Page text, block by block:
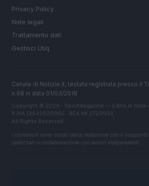
Privacy Policy
Note legali
Trattamento dati
Gestisci Utiq
Canale di Notizie.it, testata registrata presso il
n.68 in data 01/03/2018
Copyright © 2026 · Sportmagazine — Edito in Italia
P.IVA 13542920965 · REA MI 2729933
All Rights Reserved
I contenuti sono curati dalla redazione con il
realizzati in collaborazione con autori indipendenti.